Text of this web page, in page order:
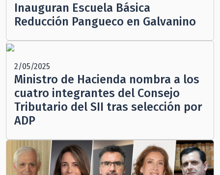
Inauguran Escuela Básica
Reducción Pangueco en Galvanino
2/05/2025
Ministro de Hacienda nombra a los
cuatro integrantes del Consejo
Tributario del SII tras selección por
ADP